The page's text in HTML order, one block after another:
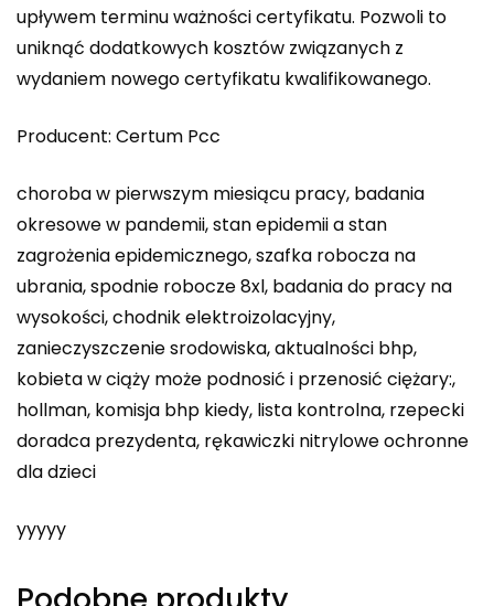
upływem terminu ważności certyfikatu. Pozwoli to
uniknąć dodatkowych kosztów związanych z
wydaniem nowego certyfikatu kwalifikowanego.
Producent: Certum Pcc
choroba w pierwszym miesiącu pracy, badania
okresowe w pandemii, stan epidemii a stan
zagrożenia epidemicznego, szafka robocza na
ubrania, spodnie robocze 8xl, badania do pracy na
wysokości, chodnik elektroizolacyjny,
zanieczyszczenie srodowiska, aktualności bhp,
kobieta w ciąży może podnosić i przenosić ciężary:,
hollman, komisja bhp kiedy, lista kontrolna, rzepecki
doradca prezydenta, rękawiczki nitrylowe ochronne
dla dzieci
yyyyy